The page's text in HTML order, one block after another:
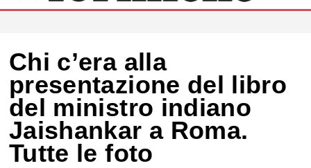
Chi c’era alla
presentazione del libro
del ministro indiano
Jaishankar a Roma.
Tutte le foto